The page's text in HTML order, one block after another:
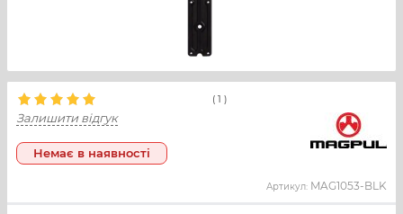
( 1 )
Залишити відгук
Немає в наявності
Артикул: MAG1053-BLK